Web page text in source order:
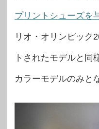
プリントシューズを
リオ・オリンピック
トされたモデルと同
カラーモデルのみと